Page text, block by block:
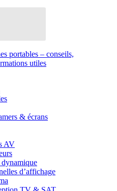
portables – conseils,
utiles
& écrans
AV
dynamique
d’affichage